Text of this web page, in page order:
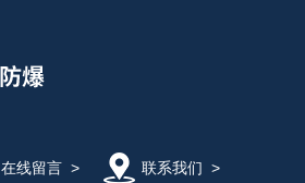
在线留言> 联系我们 >